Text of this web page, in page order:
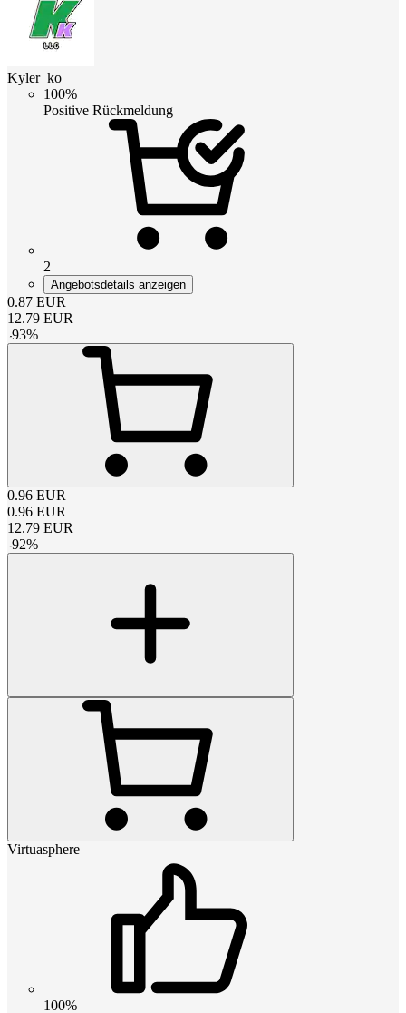
Kyler_ko
100%
Positive Rückmeldung
2
Angebotsdetails anzeigen
0.87 EUR
12.79 EUR
-93%
0.96 EUR
0.96 EUR
12.79 EUR
-92%
Virtuasphere
100%